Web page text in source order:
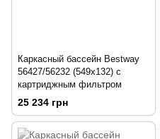
Каркасный бассейн Bestway
56427/56232 (549х132) с
картриджным фильтром
25 234 грн